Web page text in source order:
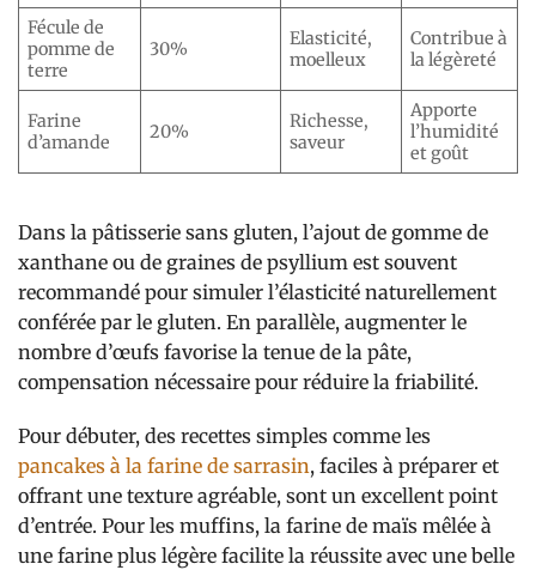
Fécule de
pomme de
terre
30%
Elasticité,
moelleux
Contribue à
la légèreté
Farine
d’amande
20%
Richesse,
saveur
Apporte
l’humidité
et goût
Dans la pâtisserie sans gluten, l’ajout de gomme de
xanthane ou de graines de psyllium est souvent
recommandé pour simuler l’élasticité naturellement
conférée par le gluten. En parallèle, augmenter le
nombre d’œufs favorise la tenue de la pâte,
compensation nécessaire pour réduire la friabilité.
Pour débuter, des recettes simples comme les
pancakes à la farine de sarrasin, faciles à préparer et
offrant une texture agréable, sont un excellent point
d’entrée. Pour les muffins, la farine de maïs mêlée à
une farine plus légère facilite la réussite avec une belle